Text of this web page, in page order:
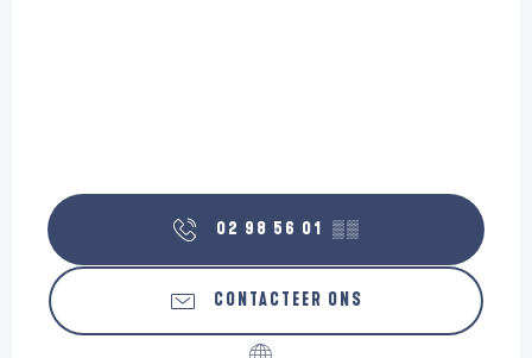
02 98 56 01 ▒▒
CONTACTEER ONS